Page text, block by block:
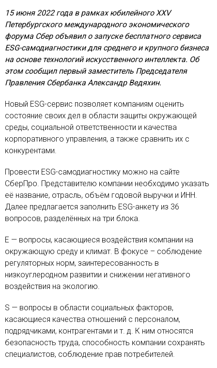
15 июня 2022 года в рамках юбилейного XXV
Петербургского международного экономического
форума Сбер объявил о запуске бесплатного сервиса
ESG-самодиагностики для среднего и крупного бизнеса
на основе технологий искусственного интеллекта. Об
этом сообщил первый заместитель Председателя
Правления Сбербанка Александр Ведяхин.
Новый ESG-сервис позволяет компаниям оценить
состояние своих дел в области защиты окружающей
среды, социальной ответственности и качества
корпоративного управления, а также сравнить их с
конкурентами.
Провести ESG-самодиагностику можно на сайте
СберПро. Представителю компании необходимо указать
её название, отрасль, объём годовой выручки и ИНН.
Далее предлагается заполнить ESG-анкету из 36
вопросов, разделённых на три блока.
E — вопросы, касающиеся воздействия компании на
окружающую среду и климат. В фокусе – соблюдение
регуляторных норм, заинтересованность в
низкоуглеродном развитии и снижении негативного
воздействия на экологию.
S — вопросы в области социальных факторов,
касающиеся качества отношений с персоналом,
подрядчиками, контрагентами и т. д. К ним относятся
безопасность труда, способность компании сохранять
специалистов, соблюдение прав потребителей.